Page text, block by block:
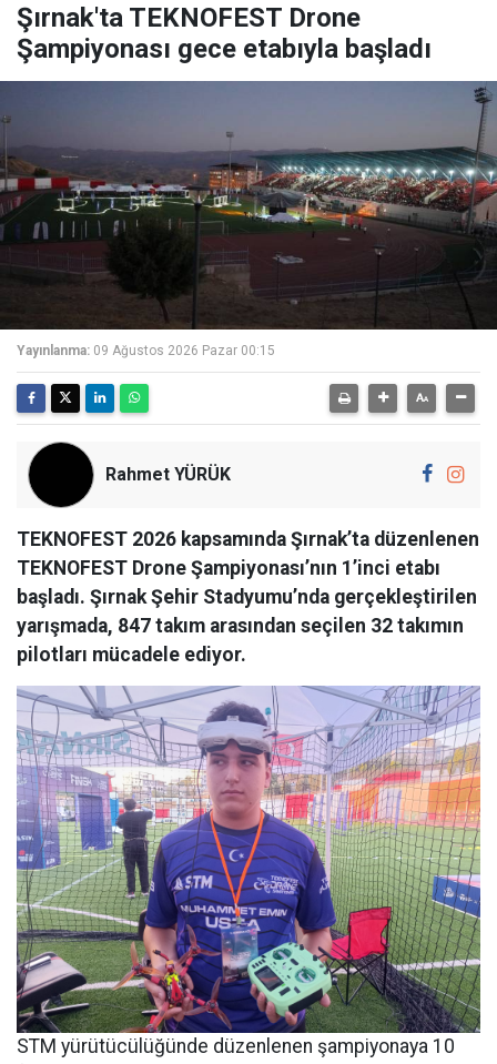
Şırnak'ta TEKNOFEST Drone
Şampiyonası gece etabıyla başladı
Yayınlanma: 09 Ağustos 2026 Pazar 00:15
Rahmet YÜRÜK
TEKNOFEST 2026 kapsamında Şırnak’ta düzenlenen
TEKNOFEST Drone Şampiyonası’nın 1’inci etabı
başladı. Şırnak Şehir Stadyumu’nda gerçekleştirilen
yarışmada, 847 takım arasından seçilen 32 takımın
pilotları mücadele ediyor.
STM yürütücülüğünde düzenlenen şampiyonaya 10